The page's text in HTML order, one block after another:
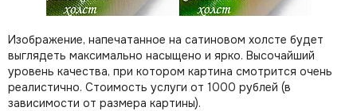
Изображение, напечатанное на сатиновом холсте будет
выглядеть максимально насыщено и ярко. Высочайший
уровень качества, при котором картина смотрится очень
реалистично. Стоимость услуги от 1000 рублей (в
зависимости от размера картины).